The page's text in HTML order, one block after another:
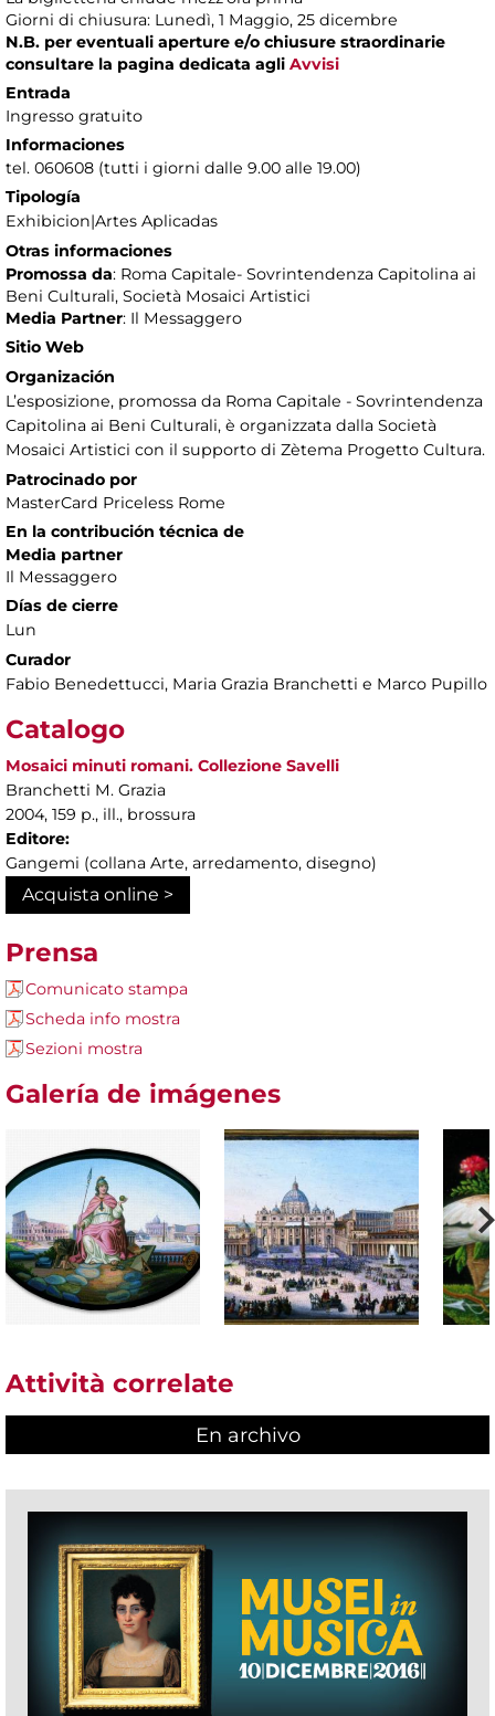
Giorni di chiusura: Lunedì, 1 Maggio, 25 dicembre
N.B. per eventuali aperture e/o chiusure straordinarie
consultare la pagina dedicata agli Avvisi
Entrada
Ingresso gratuito
Informaciones
tel. 060608 (tutti i giorni dalle 9.00 alle 19.00)
Tipología
Exhibicion|Artes Aplicadas
Otras informaciones
Promossa da: Roma Capitale- Sovrintendenza Capitolina ai
Beni Culturali, Società Mosaici Artistici
Media Partner: Il Messaggero
Sitio Web
Organización
L’esposizione, promossa da Roma Capitale - Sovrintendenza
Capitolina ai Beni Culturali, è organizzata dalla Società
Mosaici Artistici con il supporto di Zètema Progetto Cultura.
Patrocinado por
MasterCard Priceless Rome
En la contribución técnica de
Media partner
Il Messaggero
Días de cierre
Lun
Curador
Fabio Benedettucci, Maria Grazia Branchetti e Marco Pupillo
Catalogo
Mosaici minuti romani. Collezione Savelli
Branchetti M. Grazia
2004, 159 p., ill., brossura
Editore:
Gangemi (collana Arte, arredamento, disegno)
Acquista online >
Prensa
Comunicato stampa
Scheda info mostra
Sezioni mostra
Galería de imágenes
Attività correlate
En archivo